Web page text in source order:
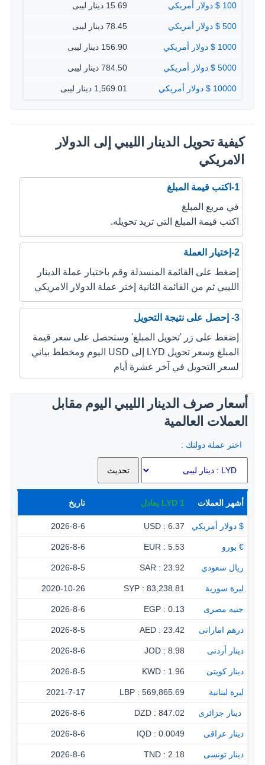
100 $ دولار أمريكي 15.69 دينار ليبى
500 $ دولار أمريكي 78.45 دينار ليبى
1000 $ دولار أمريكي 156.90 دينار ليبى
5000 $ دولار أمريكي 784.50 دينار ليبى
10000 $ دولار أمريكي 1,569.01 دينار ليبى
كيفية تحويل الدينار الليبي إلى الدولار
الامريكي
1-اكتب قيمة المبلغ
في مربع المبلغ
اكتب قيمة المبلغ التي تريد تحويله.
2-إختيار العملة
إضغط على القائمة المنسدلة وقم باختيار عملة الدينار
الليبي ثم من القائمة الثانية إختر عملة الدولار الامريكي
3- إحصل على نتيجة التحويل
إضغط على زر 'تحويل المبلغ' وستحصل على سعر قيمة
المبلغ وسعر تحويل LYD إلى USD اليوم ومخطط بياني
لسعر التحويل في آخر عشرة أيام
أسعار صرف الدينار الليبي اليوم مقابل
العملات العالمية
اختر عملة دولتك :
أشهر العملات 1
LYD يعادل تاريخ
$ دولار أمريكي 6.37 : USD
2026-8-6
€ يورو 5.53 : EUR
2026-8-6
ريال سعودي 23.92 : SAR
2026-8-5
ليرة سورية 83,238.81 : SYP
2020-10-26
جنيه مصرى 0.13 : EGP
2026-8-6
درهم اماراتى 23.42 : AED
2026-8-5
دينار أردنى 8.98 : JOD
2026-8-6
دينار كويتى 1.96 : KWD
2026-8-5
ليرة لبنانية 569,865.69 : LBP
2021-7-17
‏ دينار جزائرى 847.02 : DZD
2026-8-6
دينار عراقى 0.0049 : IQD
2026-8-6
دينار تونسى 2.18 : TND
2026-8-6